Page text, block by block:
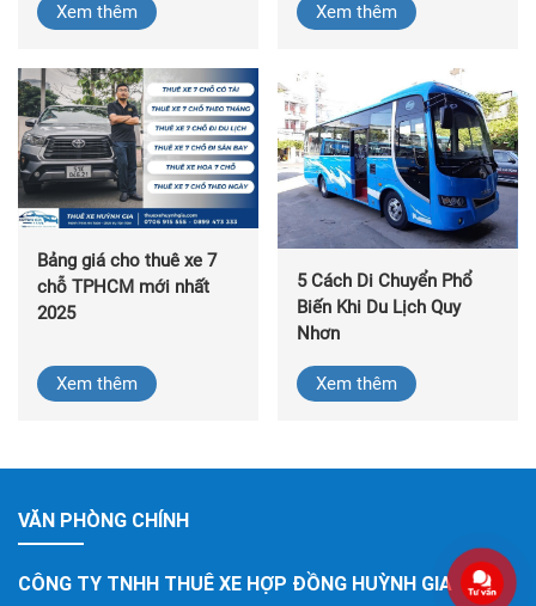
Xem thêm Xem thêm
Bảng giá cho thuê xe 7
chỗ TPHCM mới nhất
2025
Xem thêm
5 Cách Di Chuyển Phổ
Biến Khi Du Lịch Quy
Nhơn
Xem thêm
VĂN PHÒNG CHÍNH
CÔNG TY TNHH THUÊ XE HỢP ĐỒNG HUỲNH GIA